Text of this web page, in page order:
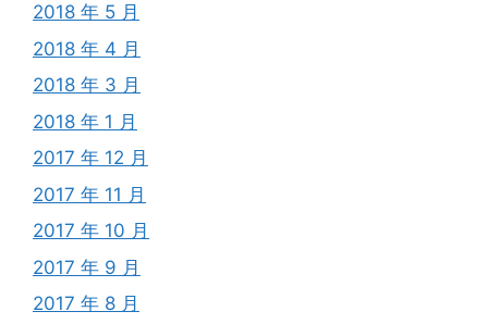
2018 年 5 月
2018 年 4 月
2018 年 3 月
2018 年 1 月
2017 年 12 月
2017 年 11 月
2017 年 10 月
2017 年 9 月
2017 年 8 月